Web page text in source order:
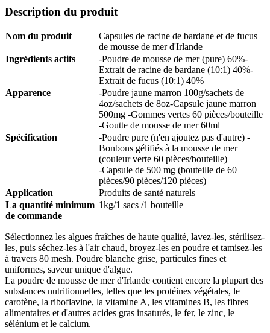
Description du produit
Nom du produit
Capsules de racine de bardane et de fucus
de mousse de mer d'Irlande
Ingrédients actifs
-Poudre de mousse de mer (pure) 60%-
Extrait de racine de bardane (10:1) 40%-
Extrait de fucus (10:1) 40%
Apparence
-Poudre jaune marron 100g/sachets de
4oz/sachets de 8oz-Capsule jaune marron
500mg -Gommes vertes 60 pièces/bouteille
-Goutte de mousse de mer 60ml
Spécification
-Poudre pure (n'en ajoutez pas d'autre) -
Bonbons gélifiés à la mousse de mer
(couleur verte 60 pièces/bouteille)
-Capsule de 500 mg (bouteille de 60
pièces/90 pièces/120 pièces)
Application
Produits de santé naturels
La quantité minimum
de commande
1kg/1 sacs /1 bouteille
Sélectionnez les algues fraîches de haute qualité, lavez-les, stérilisez-
les, puis séchez-les à l'air chaud, broyez-les en poudre et tamisez-les
à travers 80 mesh. Poudre blanche grise, particules fines et
uniformes, saveur unique d'algue.
La poudre de mousse de mer d'Irlande contient encore la plupart des
substances nutritionnelles, telles que les protéines végétales, le
carotène, la riboflavine, la vitamine A, les vitamines B, les fibres
alimentaires et d'autres acides gras insaturés, le fer, le zinc, le
sélénium et le calcium.